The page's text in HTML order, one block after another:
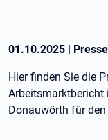
01.10.2025 |
Hier finden Sie die
Arbeitsmarktbericht
Donauwörth für